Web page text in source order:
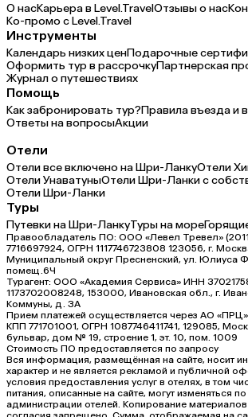
О насКарьера в Level.TravelОтзывы о нас
Ко-промо с Level.Travel
Инструменты
Календарь низких ценПодарочные
Оформить тур в рассрочкуПартнерская
Журнал о путешествиях
Помощь
Как забронировать тур?Правила въезда и
Ответы на вопросыАкции
Отели
Отели все включено на Шри-ЛанкуОтели
Отели УнаватуныОтели Шри-Ланки с
Отели Шри-Ланки
Туры
Путевки на Шри-ЛанкуТуры на море
Правообладатель ПО: ООО «Левел Тревел»
7716697924, ОГРН 1117746723808 123056, г.
Муниципальный округ Пресненский, ул. Юлиуса
помещ.6Ч
Турагент: ООО «Академия Сервиса» ИНН
1173702008248, 153000, Ивановская обл., г.
Коммуны, д. ЗА
Прием платежей осуществляется через АО
КПП 771701001, ОГРН 1087746411741, 129085,
бульвар, дом № 19, строение 1, эт. 10, пом. 1009
Стоимость ПО предоставляется по запросу
Вся информация, размещённая на сайте, носит
характер и не является рекламой и публичной
условия предоставления услуг в отелях, в том
питания, описанные на сайте, могут изменяться
администрации отелей. Копирование